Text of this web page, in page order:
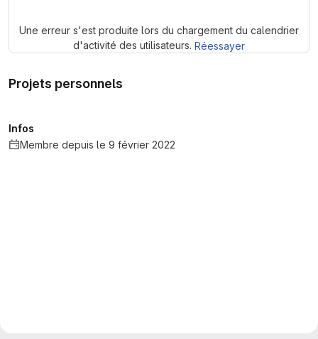
Une erreur s'est produite lors du chargement du calendrier
d'activité des utilisateurs. Réessayer
Projets personnels
Infos
Membre depuis le 9 février 2022